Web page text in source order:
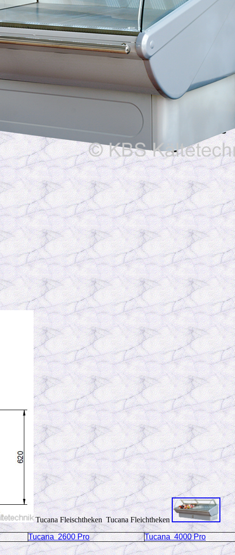
Tucana Fleischtheken Tucana Fleichtheken
Tucana 2600 Pro Tucana 4000 Pro